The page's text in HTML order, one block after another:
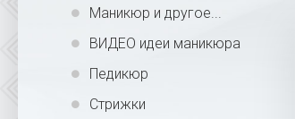
Маникюр и другое...
ВИДЕО идеи маникюра
Педикюр
Стрижки